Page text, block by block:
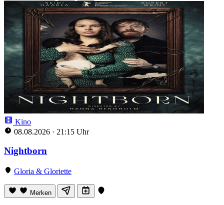
Kino
08.08.2026 · 21:15 Uhr
Nightborn
Gloria & Gloriette
Merken